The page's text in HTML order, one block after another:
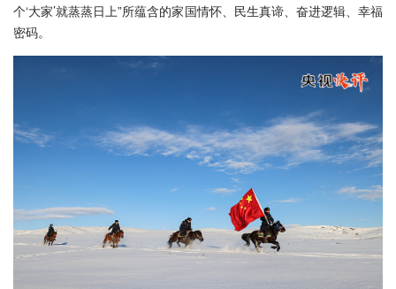
个‘大家’就蒸蒸日上”所蕴含的家国情怀、民生真谛、奋进逻辑、幸福
密码。